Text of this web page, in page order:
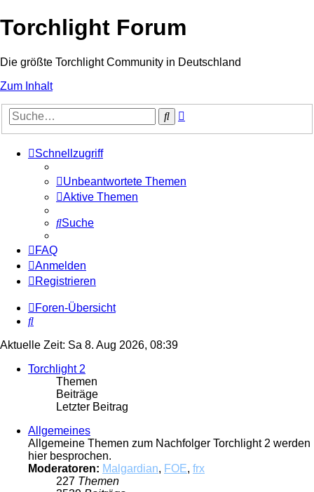
Torchlight Forum
Die größte Torchlight Community in Deutschland
Zum Inhalt
Suche
Schnellzugriff
Unbeantwortete Themen
Aktive Themen
Suche
FAQ
Anmelden
Registrieren
Foren-Übersicht
Suche
Aktuelle Zeit: Sa 8. Aug 2026, 08:39
Torchlight 2
Themen
Beiträge
Letzter Beitrag
Allgemeines
Allgemeine Themen zum Nachfolger Torchlight 2 werden
hier besprochen.
Moderatoren: Malgardian, FOE, frx
227 Themen